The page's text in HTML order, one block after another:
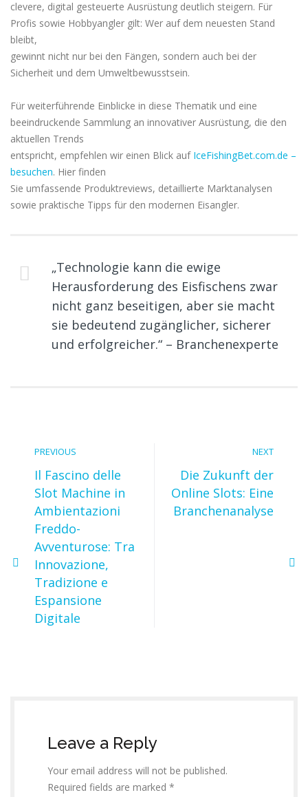
clevere, digital gesteuerte Ausrüstung deutlich steigern. Für
Profis sowie Hobbyangler gilt: Wer auf dem neuesten Stand
bleibt,
gewinnt nicht nur bei den Fängen, sondern auch bei der
Sicherheit und dem Umweltbewusstsein.
Für weiterführende Einblicke in diese Thematik und eine
beeindruckende Sammlung an innovativer Ausrüstung, die den
aktuellen Trends
entspricht, empfehlen wir einen Blick auf IceFishingBet.com.de –
besuchen. Hier finden
Sie umfassende Produktreviews, detaillierte Marktanalysen
sowie praktische Tipps für den modernen Eisangler.
„Technologie kann die ewige
Herausforderung des Eisfischens zwar
nicht ganz beseitigen, aber sie macht
sie bedeutend zugänglicher, sicherer
und erfolgreicher.“ – Branchenexperte
PREVIOUS
Il Fascino delle
Slot Machine in
Ambientazioni
Freddo-
Avventurose: Tra
Innovazione,
Tradizione e
Espansione
Digitale
NEXT
Die Zukunft der
Online Slots: Eine
Branchenanalyse
Leave a Reply
Your email address will not be published.
Required fields are marked *